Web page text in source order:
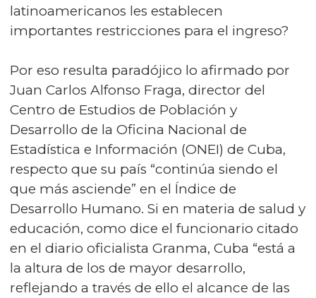
latinoamericanos les establecen
importantes restricciones para el ingreso?
Por eso resulta paradójico lo afirmado por
Juan Carlos Alfonso Fraga, director del
Centro de Estudios de Población y
Desarrollo de la Oficina Nacional de
Estadística e Información (ONEI) de Cuba,
respecto que su país “continúa siendo el
que más asciende” en el Índice de
Desarrollo Humano. Si en materia de salud y
educación, como dice el funcionario citado
en el diario oficialista Granma, Cuba “está a
la altura de los de mayor desarrollo,
reflejando a través de ello el alcance de las